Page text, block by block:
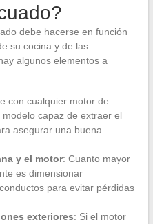
debe hacerse en función
su cocina y de las
algunos elementos a
con cualquier motor de
capaz de extraer el
asegurar una buena
y el motor: Cuanto mayor
es dimensionar
para evitar pérdidas
exteriores: Si el motor